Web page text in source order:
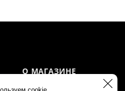
О МАГАЗИНЕ